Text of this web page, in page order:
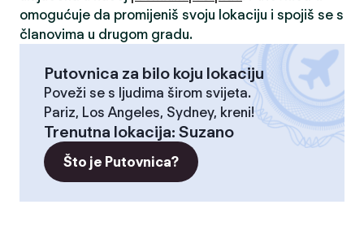
omogućuje da promijeniš svoju lokaciju i spojiš se s
članovima u drugom gradu.
Putovnica za bilo koju lokaciju
Poveži se s ljudima širom svijeta.
Pariz, Los Angeles, Sydney, kreni!
Trenutna lokacija: Suzano
Što je Putovnica?